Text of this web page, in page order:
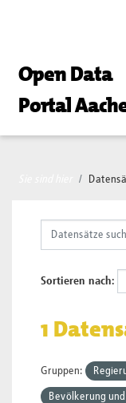
Open Data
Portal
Sortieren nach
1
Gruppen:
Bevölkerung